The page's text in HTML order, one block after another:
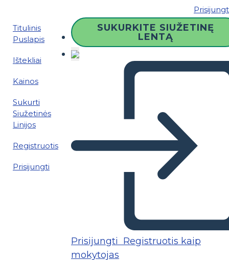
Titulinis
Puslapis
Ištekliai
Kainos
Sukurti
Siužetinės
Linijos
Registruotis
Prisijungti
SUKURKITE SIUŽETINĘ
LENTĄ
Prisijungti Registruotis kaip
mokytojas